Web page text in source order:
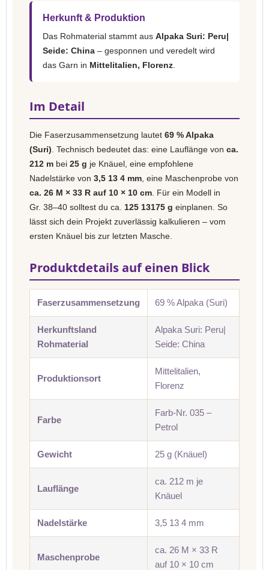
Herkunft & Produktion
Das Rohmaterial stammt aus Alpaka Suri: Peru|
Seide: China – gesponnen und veredelt wird
das Garn in Mittelitalien, Florenz
Im Detail
Die Faserzusammensetzung lautet 69 % Alpaka
(Suri) . Technisch bedeutet das: eine Lauflänge von ca.
212 m bei 25 g je Knäuel, eine empfohlene
Nadelstärke von 3,5 13 4 mm , eine Maschenprobe von
ca. 26 M × 33 R auf 10 × 10 cm . Für ein Modell in
Gr. 38–40 solltest du ca. 125 13175 g einplanen. So
lässt sich dein Projekt zuverlässig kalkulieren – vom
ersten Knäuel bis zur letzten Masche.
Produktdetails auf einen Blick
Faserzusammensetzung 69 % Alpaka (Suri)
Herkunftsland
Rohmaterial
Alpaka Suri: Peru|
Seide: China
Produktionsort
Mittelitalien,
Florenz
Farbe
Farb-Nr. 035 –
Petrol
Gewicht 25 g (Knäuel)
Lauflänge
ca. 212 m je
Knäuel
Nadelstärke 3,5 13 4 mm
Maschenprobe
ca. 26 M × 33 R
auf 10 × 10 cm